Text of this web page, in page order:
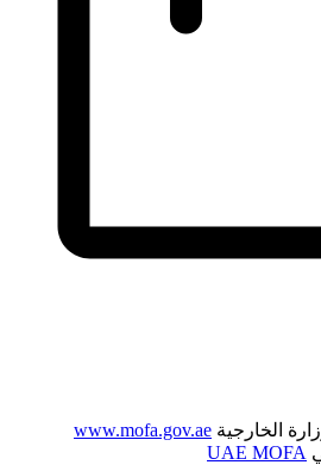
الخارجية www.mofa.gov.ae
UAE MOFA